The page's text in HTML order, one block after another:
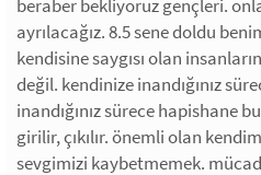
beraber bekliyoruz gençleri.
ayrılacağız. 8.5 sene doldu
kendisine saygısı olan
değil. kendinize inandığınız
inandığınız sürece hapishane
girilir, çıkılır. önemli olan
sevgimizi kaybetmemek.